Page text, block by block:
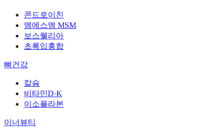
콘드로이친
엠에스엠 MSM
보스웰리아
초록입홍합
뼈건강
칼슘
비타민D·K
이소플라본
이너뷰티